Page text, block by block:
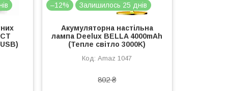
–12% Залишилось 25 днів
Акумуляторна настільна
лампа Deelux BELLA 4000mAh
(Тепле світло 3000K)
Amaz 1047
802 ₴